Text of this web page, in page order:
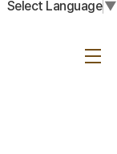
Select Language▼
메